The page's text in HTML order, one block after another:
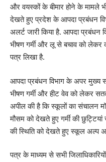
और वयस्कों के बीमार होने के मामले
देखते हुए प्रदेश के आपदा प्रबंधन
अलर्ट जारी किया है. आपदा
भीषण गर्मी और लू से बचाव को लेकर
पत्र लिखा है.
आपदा प्रबंधन विभाग के अपर मुख्य
भीषण गर्मी और हीट वेव को लेकर
अपील की है कि स्कूलों का संचालन
मौसम को देखते हुए गर्मी की
की स्थिति को देखते हुए स्कूल अल्प
पत्र के माध्यम से सभी